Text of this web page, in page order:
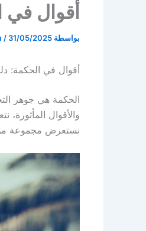
أقوال في
بواسطة / 31/05/2025
أقوال في الحكمة:
الحكمة هي جوهر
والأقوال
نستعرض مجموعة من